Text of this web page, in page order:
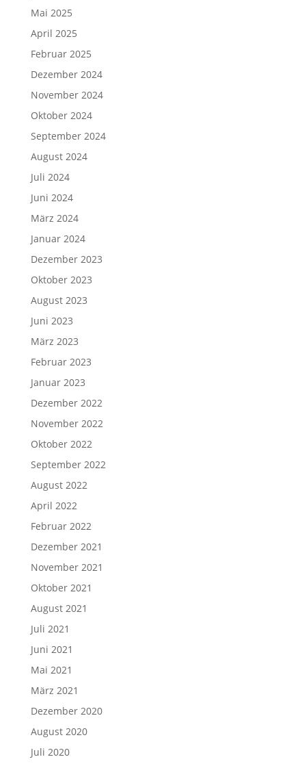
Mai 2025
April 2025
Februar 2025
Dezember 2024
November 2024
Oktober 2024
September 2024
August 2024
Juli 2024
Juni 2024
März 2024
Januar 2024
Dezember 2023
Oktober 2023
August 2023
Juni 2023
März 2023
Februar 2023
Januar 2023
Dezember 2022
November 2022
Oktober 2022
September 2022
August 2022
April 2022
Februar 2022
Dezember 2021
November 2021
Oktober 2021
August 2021
Juli 2021
Juni 2021
Mai 2021
März 2021
Dezember 2020
August 2020
Juli 2020